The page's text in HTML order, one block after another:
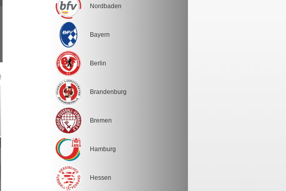
Nordbaden
Bayern
Berlin
Brandenburg
Bremen
Hamburg
Hessen